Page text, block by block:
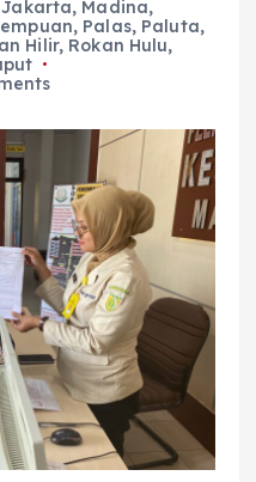
Jakarta, Madina,
, Palas, Paluta,
Hilir, Rokan Hulu,